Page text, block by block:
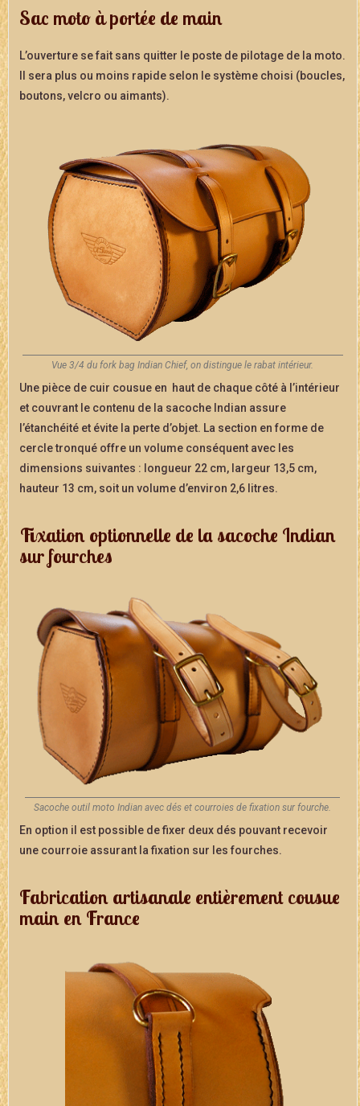
Sac moto à portée de main
L’ouverture se fait sans quitter le poste de pilotage de la moto.
Il sera plus ou moins rapide selon le système choisi (boucles,
boutons, velcro ou aimants).
Vue 3/4 du fork bag Indian Chief, on distingue le rabat intérieur.
Une pièce de cuir cousue en haut de chaque côté à l’intérieur
et couvrant le contenu de la sacoche Indian assure
l’étanchéité et évite la perte d’objet. La section en forme de
cercle tronqué offre un volume conséquent avec les
dimensions suivantes : longueur 22 cm, largeur 13,5 cm,
hauteur 13 cm, soit un volume d’environ 2,6 litres.
Fixation optionnelle de la sacoche Indian
sur fourches
Sacoche outil moto Indian avec dés et courroies de fixation sur fourche.
En option il est possible de fixer deux dés pouvant recevoir
une courroie assurant la fixation sur les fourches.
Fabrication artisanale entièrement cousue
main en France